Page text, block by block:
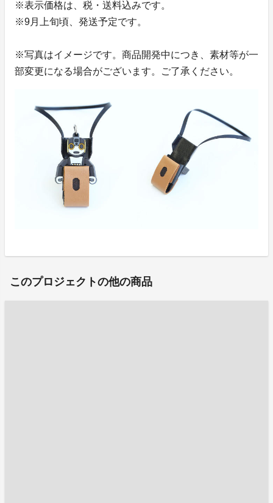
※表示価格は、税・送料込みです。
※9月上旬頃、発送予定です。
※写真はイメージです。商品開発中につき、素材等が一
部変更になる場合がございます。ご了承ください。
このプロジェクトの他の商品